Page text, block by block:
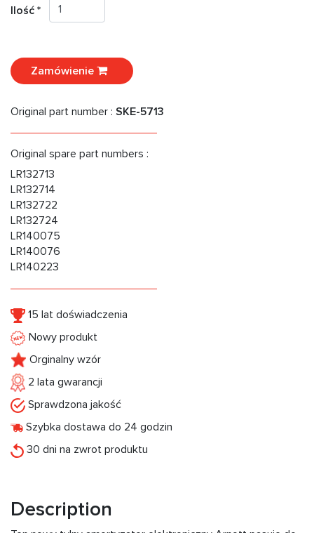
Ilość *
Zamówienie
Original part number : SKE-5713
Original spare part numbers :
LR132713
LR132714
LR132722
LR132724
LR140075
LR140076
LR140223
15 lat doświadczenia
Nowy produkt
Orginalny wzór
2 lata gwarancji
Sprawdzona jakość
Szybka dostawa do 24 godzin
30 dni na zwrot produktu
Description